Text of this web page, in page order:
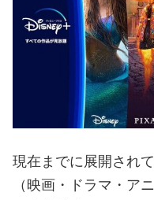
現在までに展開され
（映画・ドラマ・ア